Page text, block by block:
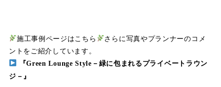
施工事例ページはこちら
さらに写真やプランナーのコメ
ントをご紹介しています。
『Green Lounge Style－緑に包まれるプライベートラウン
ジ－』